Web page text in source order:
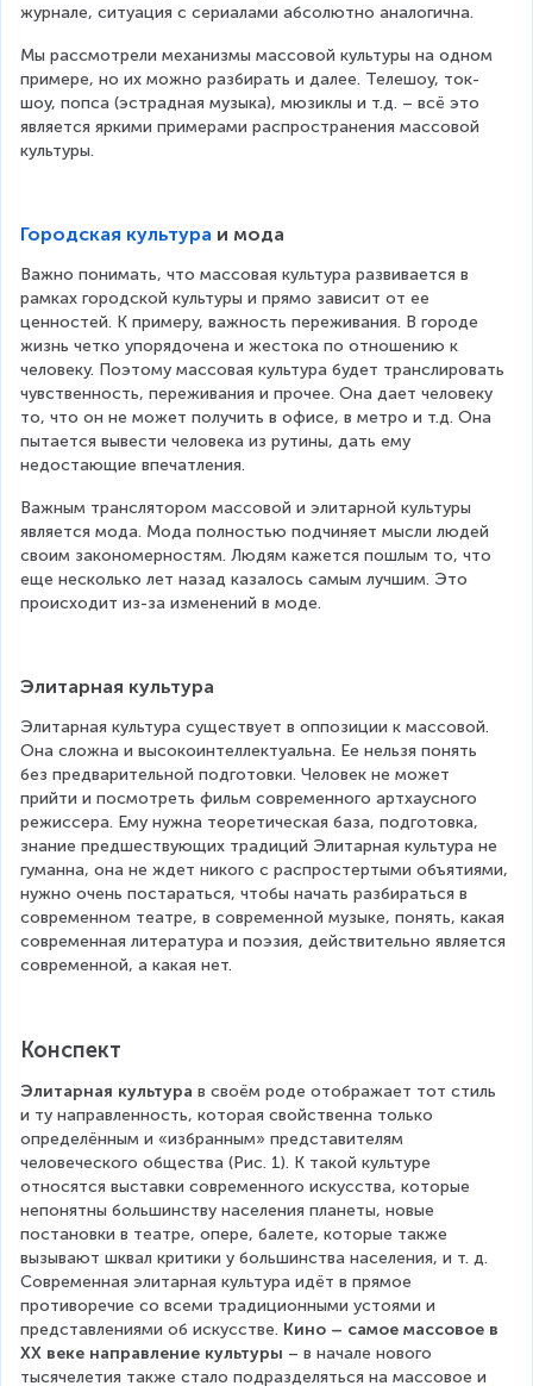
журнале, ситуация с сериалами абсолютно аналогична.
Мы рассмотрели механизмы массовой культуры на одном
примере, но их можно разбирать и далее. Телешоу, ток-
шоу, попса (эстрадная музыка), мюзиклы и т.д. – всё это
является яркими примерами распространения массовой
культуры.
Городская культура и мода
Важно понимать, что массовая культура развивается в
рамках городской культуры и прямо зависит от ее
ценностей. К примеру, важность переживания. В городе
жизнь четко упорядочена и жестока по отношению к
человеку. Поэтому массовая культура будет транслировать
чувственность, переживания и прочее. Она дает человеку
то, что он не может получить в офисе, в метро и т.д. Она
пытается вывести человека из рутины, дать ему
недостающие впечатления.
Важным транслятором массовой и элитарной культуры
является мода. Мода полностью подчиняет мысли людей
своим закономерностям. Людям кажется пошлым то, что
еще несколько лет назад казалось самым лучшим. Это
происходит из-за изменений в моде.
Элитарная культура
Элитарная культура существует в оппозиции к массовой.
Она сложна и высокоинтеллектуальна. Ее нельзя понять
без предварительной подготовки. Человек не может
прийти и посмотреть фильм современного артхаусного
режиссера. Ему нужна теоретическая база, подготовка,
знание предшествующих традиций Элитарная культура не
гуманна, она не ждет никого с распростертыми объятиями,
нужно очень постараться, чтобы начать разбираться в
современном театре, в современной музыке, понять, какая
современная литература и поэзия, действительно является
современной, а какая нет.
Конспект
Элитарная культура в своём роде отображает тот стиль
и ту направленность, которая свойственна только
определённым и «избранным» представителям
человеческого общества (Рис. 1). К такой культуре
относятся выставки современного искусства, которые
непонятны большинству населения планеты, новые
постановки в театре, опере, балете, которые также
вызывают шквал критики у большинства населения, и т. д.
Современная элитарная культура идёт в прямое
противоречие со всеми традиционными устоями и
представлениями об искусстве. Кино – самое массовое в
ХХ веке направление культуры – в начале нового
тысячелетия также стало подразделяться на массовое и